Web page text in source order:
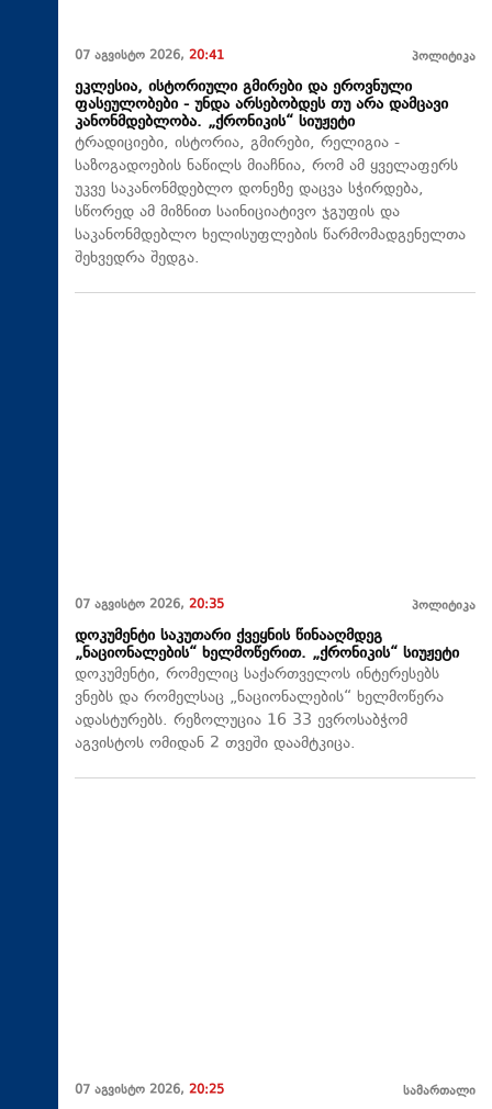
07 აგვისტო 2026, 20:41 პოლიტიკა
ეკლესია, ისტორიული გმირები და ეროვნული
ფასეულობები - უნდა არსებობდეს თუ არა დამცავი
კანონმდებლობა. „ქრონიკის“ სიუჟეტი
ტრადიციები, ისტორია, გმირები, რელიგია -
საზოგადოების ნაწილს მიაჩნია, რომ ამ ყველაფერს
უკვე საკანონმდებლო დონეზე დაცვა სჭირდება,
სწორედ ამ მიზნით საინიციატივო ჯგუფის და
საკანონმდებლო ხელისუფლების წარმომადგენელთა
შეხვედრა შედგა.
07 აგვისტო 2026, 20:35 პოლიტიკა
დოკუმენტი საკუთარი ქვეყნის წინააღმდეგ
„ნაციონალების“ ხელმოწერით. „ქრონიკის“ სიუჟეტი
დოკუმენტი, რომელიც საქართველოს ინტერესებს
ვნებს და რომელსაც „ნაციონალების“ ხელმოწერა
ადასტურებს. რეზოლუცია 16 33 ევროსაბჭომ
აგვისტოს ომიდან 2 თვეში დაამტკიცა.
07 აგვისტო 2026, 20:25 სამართალი